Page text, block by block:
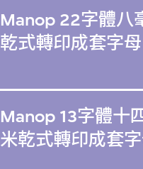
Manop 22字體八
乾式轉印成套字母
Manop 13字體十
米乾式轉印成套